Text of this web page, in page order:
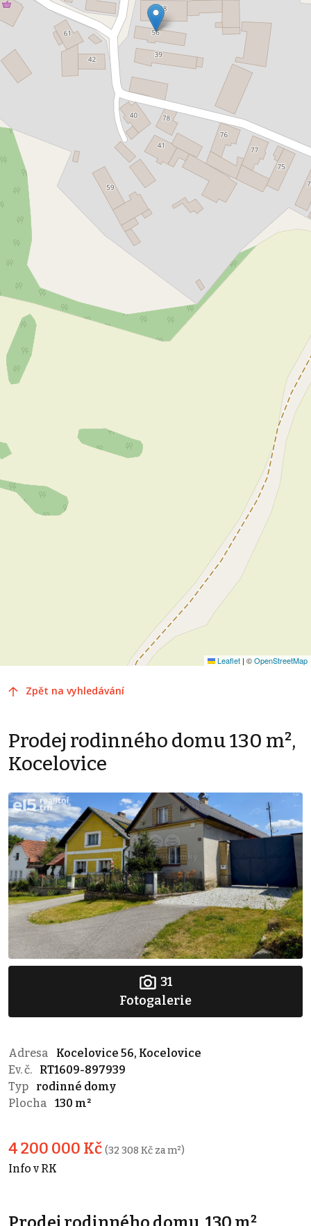
Leaflet | ©OpenStreetMap
Zpět na vyhledávání
Prodej rodinného domu 130 m²,
Kocelovice
31
Fotogalerie
Adresa
Kocelovice 56, Kocelovice
Ev. č.
RT1609-897939
Typ
rodinné domy
Plocha
130 m²
4 200 000 Kč (32 308 Kč za m²)
Info v RK